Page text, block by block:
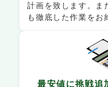
計画を致します。ま
も徹底した作業をお
最安値に挑戦追